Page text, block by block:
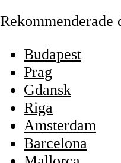
Rekommenderade
Budapest
Prag
Gdansk
Riga
Amsterdam
Barcelona